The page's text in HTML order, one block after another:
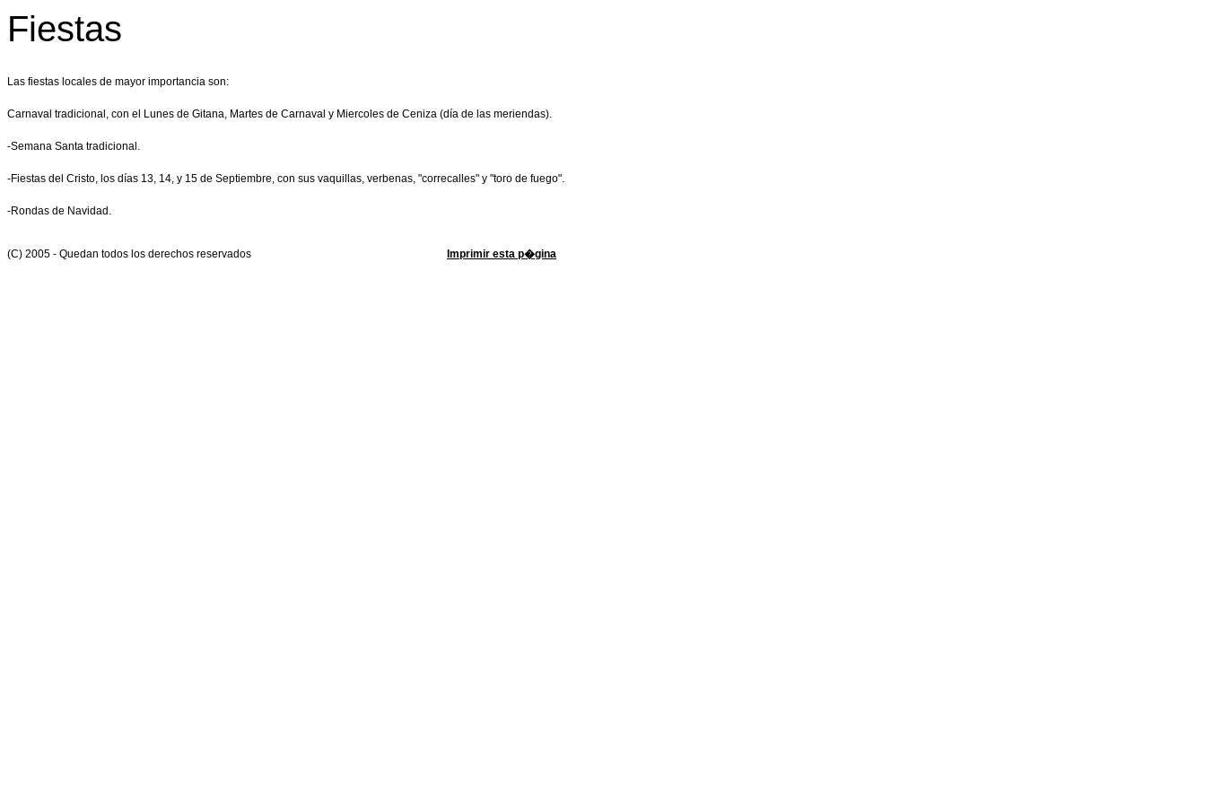
Fiestas
Las fiestas locales de mayor importancia son:
Carnaval tradicional, con el Lunes de Gitana, Martes de Carnaval y Miercoles de Ceniza (día de las meriendas).
-Semana Santa tradicional.
-Fiestas del Cristo, los días 13, 14, y 15 de Septiembre, con sus vaquillas, verbenas, "correcalles" y "toro de fuego".
-Rondas de Navidad.
(C) 2005 - Quedan todos los derechos reservados Imprimir esta p�gina